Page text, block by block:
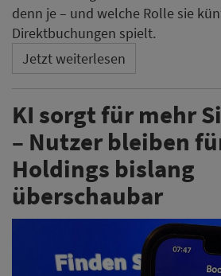
denn je – und welche Rolle sie
Direktbuchungen spielt.
Jetzt weiterlesen
KI sorgt für mehr
– Nutzer bleiben
Holdings bislang
überschaubar